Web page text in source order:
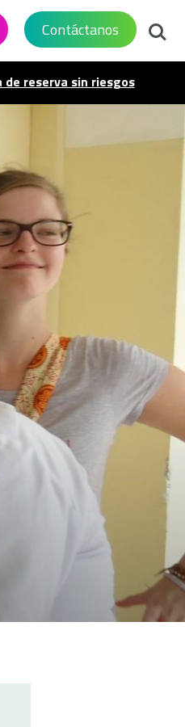
Contáctanos
de reserva sin riesgos